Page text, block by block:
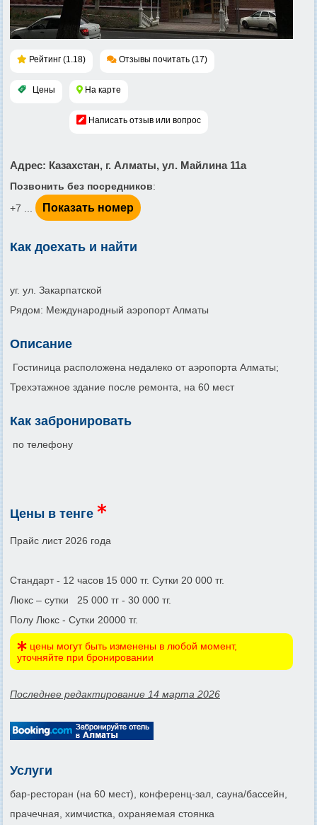
Рейтинг (1.18) Отзывы почитать (17)
Цены На карте
Написать отзыв или вопрос
Адрес: Казахстан, г. Алматы, ул. Майлина 11а
Позвонить без посредников:
+7 ...
Показать номер
Как доехать и найти
уг. ул. Закарпатской
Рядом: Международный аэропорт Алматы
Описание
Гостиница расположена недалеко от аэропорта Алматы;
Трехэтажное здание после ремонта, на 60 мест
Как забронировать
по телефону
Цены в тенге
Прайс лист 2026 года
Стандарт - 12 часов 15 000 тг. Сутки 20 000 тг.
Люкс – сутки 25 000 тг - 30 000 тг.
Полу Люкс - Сутки 20000 тг.
цены могут быть изменены в любой момент,
уточняйте при бронировании
Последнее редактирование 14 марта 2026
Услуги
бар-ресторан (на 60 мест), конференц-зал, сауна/бассейн,
прачечная, химчистка, охраняемая стоянка